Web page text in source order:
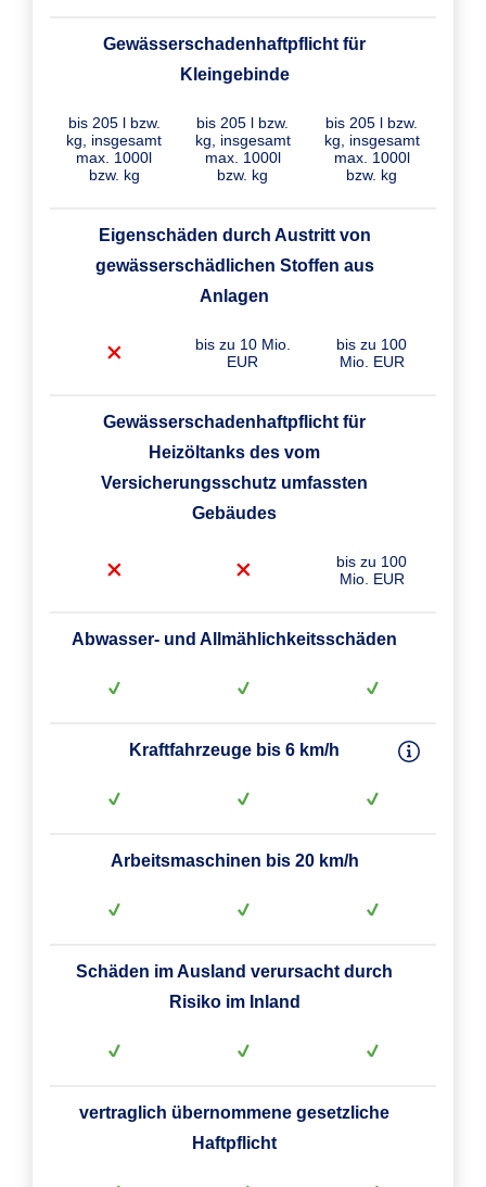
Gewässerschadenhaftpflicht für
Kleingebinde
bis 205 l bzw.
kg, insgesamt
max. 1000l
bzw. kg
bis 205 l bzw.
kg, insgesamt
max. 1000l
bzw. kg
bis 205 l bzw.
kg, insgesamt
max. 1000l
bzw. kg
Eigenschäden durch Austritt von
gewässerschädlichen Stoffen aus
Anlagen
bis zu 10 Mio.
EUR
bis zu 100
Mio. EUR
Gewässerschadenhaftpflicht für
Heizöltanks des vom
Versicherungsschutz umfassten
Gebäudes
bis zu 100
Mio. EUR
Abwasser- und Allmählichkeitsschäden
Kraftfahrzeuge bis 6 km/h
Arbeitsmaschinen bis 20 km/h
Schäden im Ausland verursacht durch
Risiko im Inland
vertraglich übernommene gesetzliche
Haftpflicht